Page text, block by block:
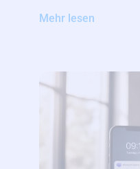
Mehr lesen